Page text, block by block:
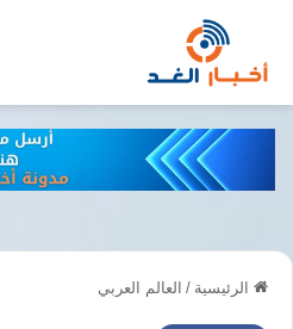
الرئيسية / العالم العربي